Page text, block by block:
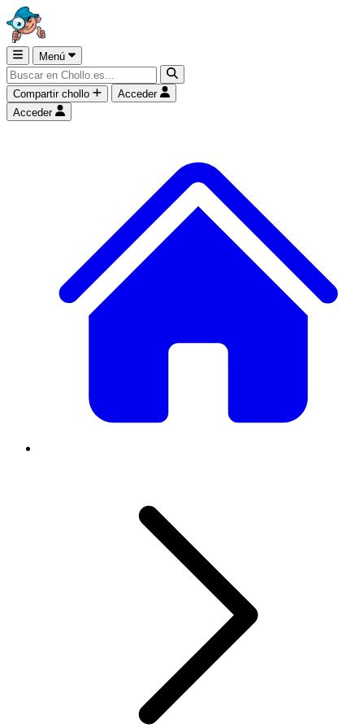
Menú
Compartir chollo
Acceder
Acceder